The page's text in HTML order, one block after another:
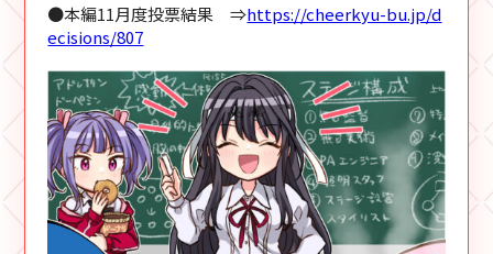
●本編11月度投票結果 ⇒https://cheerkyu-bu.jp/d
ecisions/807